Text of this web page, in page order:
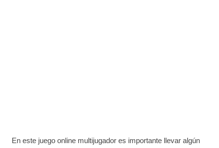
En este juego online multijugador es importante llevar algún